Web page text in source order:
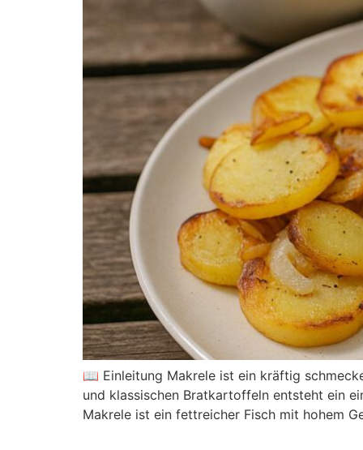
📖 Einleitung Makrele ist ein kräftig
und klassischen Bratkartoffeln entsteht ein
Makrele ist ein fettreicher Fisch mit hohem